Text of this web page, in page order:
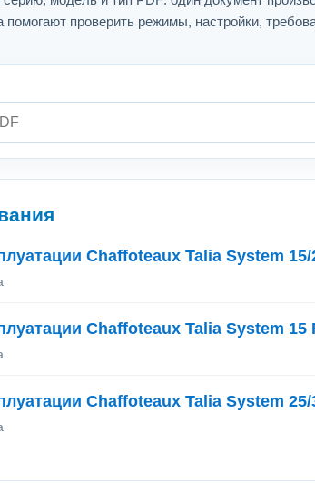
помогают проверить режимы, настройки,
Chaffoteaux Talia System 15/
Chaffoteaux Talia System 15
Chaffoteaux Talia System 25/